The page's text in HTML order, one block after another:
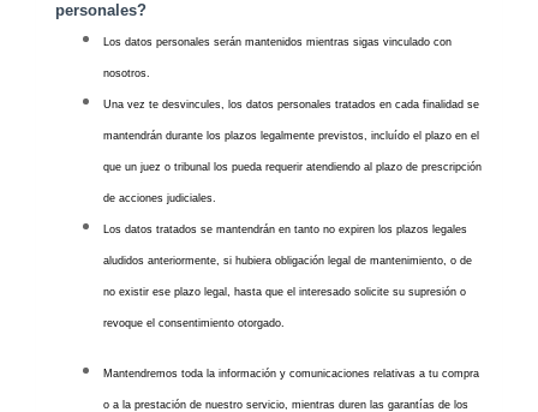
personales?
Los datos personales serán mantenidos mientras sigas vinculado con
nosotros.
Una vez te desvincules, los datos personales tratados en cada finalidad se
mantendrán durante los plazos legalmente previstos, incluído el plazo en el
que un juez o tribunal los pueda requerir atendiendo al plazo de prescripción
de acciones judiciales.
Los datos tratados se mantendrán en tanto no expiren los plazos legales
aludidos anteriormente, si hubiera obligación legal de mantenimiento, o de
no existir ese plazo legal, hasta que el interesado solicite su supresión o
revoque el consentimiento otorgado.
Mantendremos toda la información y comunicaciones relativas a tu compra
o a la prestación de nuestro servicio, mientras duren las garantías de los